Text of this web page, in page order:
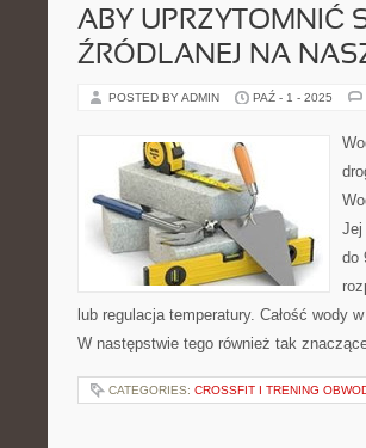
ABY UPRZYTOMNIĆ
ŹRÓDLANEJ NA
POSTED BY ADMIN PAŹ - 1 - 2025
Jej
do
lub regulacja temperatury. Całość wody
W następstwie tego również tak
CATEGORIES: CROSSFIT I TRENING